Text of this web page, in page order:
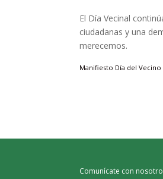
El Día Vecinal
ciudadanas y una
merecemos.
Manifiesto Día del Vecino
Comunícate con